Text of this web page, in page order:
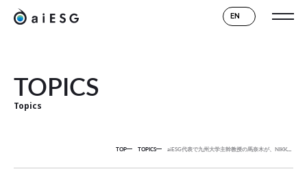
EN
TOPICS
Topics
TOP TOPICS aiESG代表で九州大学主幹教授の馬奈木が、NIKKEI NEWS NEXTに出演しました